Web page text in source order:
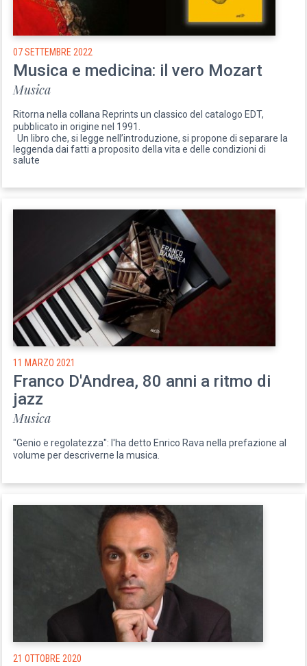
07 SETTEMBRE 2022
Musica e medicina: il vero Mozart
Musica
Ritorna nella collana Reprints un classico del catalogo EDT,
pubblicato in origine nel 1991.
Un libro che, si legge nell’introduzione, si propone di separare la
leggenda dai fatti a proposito della vita e delle condizioni di
salute
11 MARZO 2021
Franco D'Andrea, 80 anni a ritmo di
jazz
Musica
"Genio e regolatezza": l'ha detto Enrico Rava nella prefazione al
volume per descriverne la musica.
21 OTTOBRE 2020